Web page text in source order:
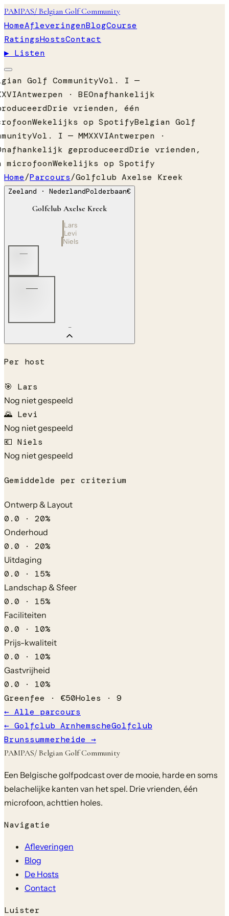
PAMPAS/ Belgian Golf Community
HomeAfleveringenBlogCourse
RatingsHostsContact
▶ Listen
Golf CommunityVol. I —
Antwerpen · BEOnafhankelijk
Drie vrienden, één
Wekelijks op SpotifyBelgian Golf
Vol. I — MMXXVIAntwerpen ·
geproduceerdDrie vrienden,
microfoonWekelijks op Spotify
Home/Parcours/Golfclub Axelse Kreek
Zeeland · NederlandPolderbaan€
Golfclub Axelse Kreek
Lars
Levi
Niels
—
—
—
Per host
🎯 Lars
Nog niet gespeeld
🌄 Levi
Nog niet gespeeld
💶 Niels
Nog niet gespeeld
Gemiddelde per criterium
Ontwerp & Layout
0.0 · 20%
Onderhoud
0.0 · 20%
Uitdaging
0.0 · 15%
Landschap & Sfeer
0.0 · 15%
Faciliteiten
0.0 · 10%
Prijs-kwaliteit
0.0 · 10%
Gastvrijheid
0.0 · 10%
Greenfee · €50Holes · 9
← Alle parcours
← Golfclub ArnhemscheGolfclub
Brunssummerheide →
PAMPAS/ Belgian Golf Community
Een Belgische golfpodcast over de mooie, harde en soms
belachelijke kanten van het spel. Drie vrienden, één
microfoon, achttien holes.
Navigatie
Afleveringen
Blog
De Hosts
Contact
Luister